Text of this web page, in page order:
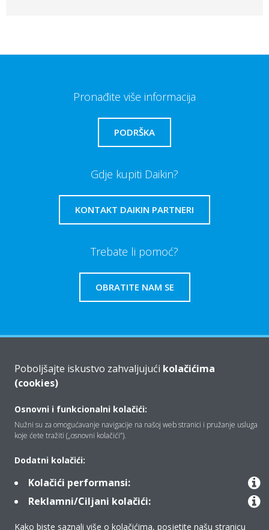
Pronađite više informacija
PODRŠKA
Gdje kupiti Daikin?
KONTAKT DAIKIN PARTNERI
Trebate li pomoć?
OBRATITE NAM SE
Rješenja
Proizvodi
Poboljšajte iskustvo zahvaljujući kolačićima
(cookies)
Osnovni i funkcionalni kolačići:
Nužni su za omogućavanje navigacije na našoj web stranici i pružanje usluga
koje ćete tražiti („osnovni kolačići”).
Dodatni kolačići:
Kolačići performansi:
Reklamni/Ciljani kolačići:
Kako biste saznali više o kolačićima, posjetite našu stranicu